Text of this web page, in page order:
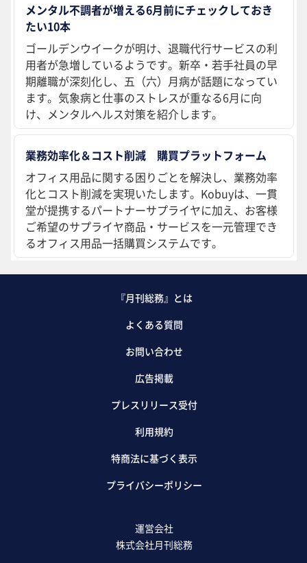
メンタル不調者が増える6月前にチェックしておき
たい10本
ゴールデンウイークが明け、退職代行サービスの利
用者が急増しているようです。新卒・若手社員の早
期離職が深刻化し、五（六）月病が話題になってい
ます。気象病と仕事のストレスが重なる6月に向
け、メンタルヘルス対策を紹介します。
業務効率化＆コスト削減 購買プラットフォーム
オフィス用品に関する困りごとを解決し、業務効率
化とコスト削減を実現いたします。Kobuyは、一貫
堂が提携するパートナーサプライヤに加え、お客様
ご希望のサプライヤ商品・サービスを一元管理でき
るオフィス用品一括購買システムです。
『月刊総務』とは
よくある質問
お問い合わせ
広告掲載
プレスリリース受付
利用規約
特商法に基づく表示
プライバシーポリシー
運営会社
株式会社月刊総務